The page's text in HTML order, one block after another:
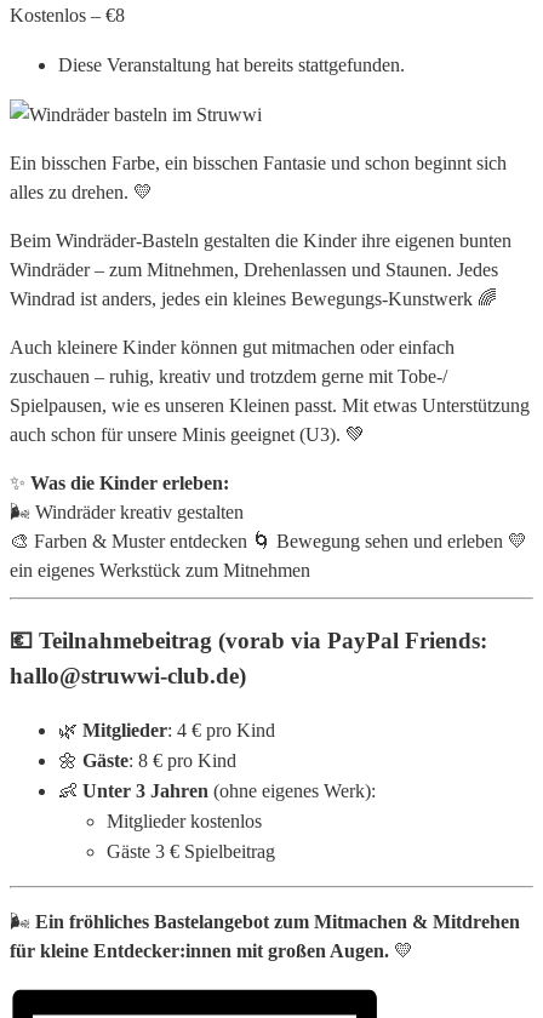
Kostenlos – €8
Diese Veranstaltung hat bereits stattgefunden.
Ein bisschen Farbe, ein bisschen Fantasie und schon beginnt sich
alles zu drehen. 💛
Beim Windräder-Basteln gestalten die Kinder ihre eigenen bunten
Windräder – zum Mitnehmen, Drehenlassen und Staunen. Jedes
Windrad ist anders, jedes ein kleines Bewegungs-Kunstwerk 🌈
Auch kleinere Kinder können gut mitmachen oder einfach
zuschauen – ruhig, kreativ und trotzdem gerne mit Tobe-/
Spielpausen, wie es unseren Kleinen passt. Mit etwas Unterstützung
auch schon für unsere Minis geeignet (U3). 💚
✨ Was die Kinder erleben:
🌬️ Windräder kreativ gestalten
🎨 Farben & Muster entdecken 🌀 Bewegung sehen und erleben 💛
ein eigenes Werkstück zum Mitnehmen
💶 Teilnahmebeitrag (vorab via PayPal Friends:
hallo@struwwi-club.de)
🌿 Mitglieder: 4 € pro Kind
🌼 Gäste: 8 € pro Kind
👶 Unter 3 Jahren (ohne eigenes Werk):
Mitglieder kostenlos
Gäste 3 € Spielbeitrag
🌬️ Ein fröhliches Bastelangebot zum Mitmachen & Mitdrehen
für kleine Entdecker:innen mit großen Augen. 💛